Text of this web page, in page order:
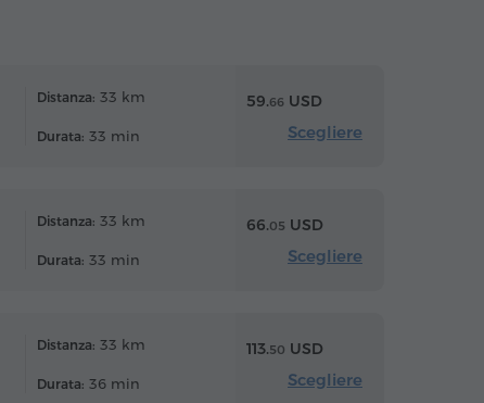
Distanza: 33 km
Durata: 33 min
59.66 USD
Scegliere
Distanza: 33 km
Durata: 33 min
66.05 USD
Scegliere
Distanza: 33 km
Durata: 36 min
113.50 USD
Scegliere